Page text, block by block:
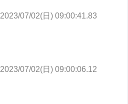
2023/07/02(日) 09:00:41.83
2023/07/02(日) 09:00:06.12